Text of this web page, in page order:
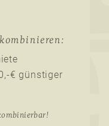
€ günstiger